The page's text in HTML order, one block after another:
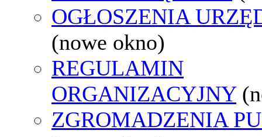
OGŁOSZENIA
(nowe okno)
REGULAMIN
ORGANIZACYJNY
ZGROMADZENIA